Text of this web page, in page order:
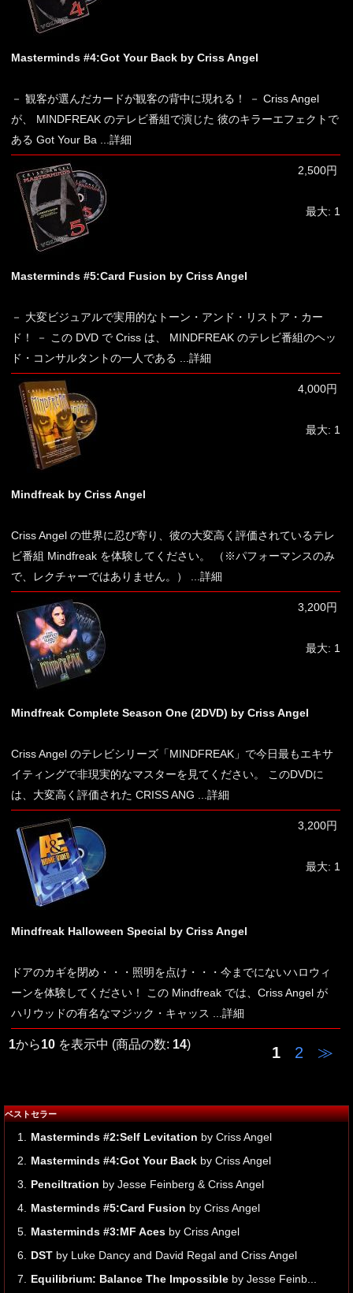
Masterminds #4:Got Your Back by Criss Angel
－ 観客が選んだカードが観客の背中に現れる！ － Criss Angel
が、 MINDFREAK のテレビ番組で演じた 彼のキラーエフェクトで
ある Got Your Ba ...詳細
2,500円
最大: 1
Masterminds #5:Card Fusion by Criss Angel
－ 大変ビジュアルで実用的なトーン・アンド・リストア・カー
ド！ － この DVD で Criss は、 MINDFREAK のテレビ番組のヘッ
ド・コンサルタントの一人である ...詳細
4,000円
最大: 1
Mindfreak by Criss Angel
Criss Angel の世界に忍び寄り、彼の大変高く評価されているテレ
ビ番組 Mindfreak を体験してください。 （※パフォーマンスのみ
で、レクチャーではありません。）
...詳細
3,200円
最大: 1
Mindfreak Complete Season One (2DVD) by Criss Angel
Criss Angel のテレビシリーズ「MINDFREAK」で今日最もエキサ
イティングで非現実的なマスターを見てください。 このDVDに
は、大変高く評価された CRISS ANG ...詳細
3,200円
最大: 1
Mindfreak Halloween Special by Criss Angel
ドアのカギを閉め・・・照明を点け・・・今までにないハロウィ
ーンを体験してください！ この Mindfreak では、Criss Angel が
ハリウッドの有名なマジック・キャッス
...詳細
1から10 を表示中 (商品の数: 14) 1 2 ≫
ベストセラー
1. Masterminds #2:Self Levitation by Criss Angel
2.
Masterminds #4:Got Your Back by Criss Angel
3.
Penciltration by Jesse Feinberg & Criss Angel
4.
Masterminds #5:Card Fusion by Criss Angel
5.
Masterminds #3:MF Aces by Criss Angel
6.
DST by Luke Dancy and David Regal and Criss Angel
7.
Equilibrium: Balance The Impossible by Jesse Feinb...